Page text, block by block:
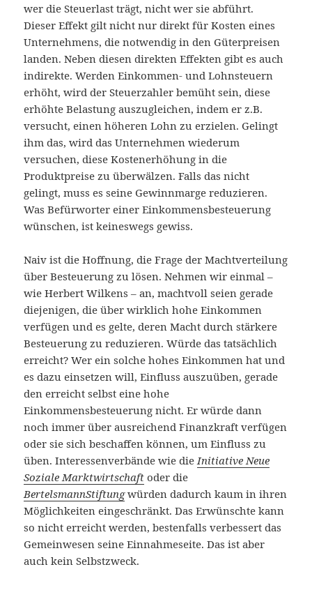
wer die Steuerlast trägt, nicht wer sie abführt.
Dieser Effekt gilt nicht nur direkt für Kosten eines
Unternehmens, die notwendig in den Güterpreisen
landen. Neben diesen direkten Effekten gibt es auch
indirekte. Werden Einkommen- und Lohnsteuern
erhöht, wird der Steuerzahler bemüht sein, diese
erhöhte Belastung auszugleichen, indem er z.B.
versucht, einen höheren Lohn zu erzielen. Gelingt
ihm das, wird das Unternehmen wiederum
versuchen, diese Kostenerhöhung in die
Produktpreise zu überwälzen. Falls das nicht
gelingt, muss es seine Gewinnmarge reduzieren.
Was Befürworter einer Einkommensbesteuerung
wünschen, ist keineswegs gewiss.
Naiv ist die Hoffnung, die Frage der Machtverteilung
über Besteuerung zu lösen. Nehmen wir einmal –
wie Herbert Wilkens – an, machtvoll seien gerade
diejenigen, die über wirklich hohe Einkommen
verfügen und es gelte, deren Macht durch stärkere
Besteuerung zu reduzieren. Würde das tatsächlich
erreicht? Wer ein solche hohes Einkommen hat und
es dazu einsetzen will, Einfluss auszuüben, gerade
den erreicht selbst eine hohe
Einkommensbesteuerung nicht. Er würde dann
noch immer über ausreichend Finanzkraft verfügen
oder sie sich beschaffen können, um Einfluss zu
üben. Interessenverbände wie die Initiative Neue
Soziale Marktwirtschaft oder die
BertelsmannStiftungwürden dadurch kaum in ihren
Möglichkeiten eingeschränkt. Das Erwünschte kann
so nicht erreicht werden, bestenfalls verbessert das
Gemeinwesen seine Einnahmeseite. Das ist aber
auch kein Selbstzweck.